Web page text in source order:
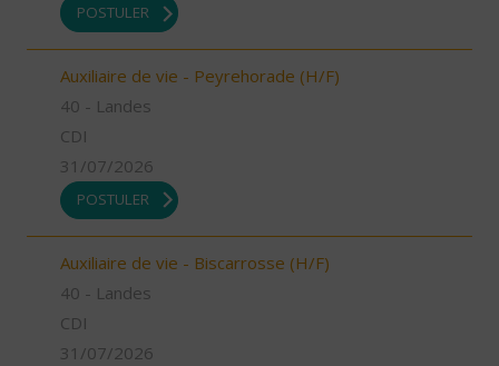
POSTULER
Auxiliaire de vie - Peyrehorade (H/F)
40 - Landes
CDI
31/07/2026
POSTULER
Auxiliaire de vie - Biscarrosse (H/F)
40 - Landes
CDI
31/07/2026